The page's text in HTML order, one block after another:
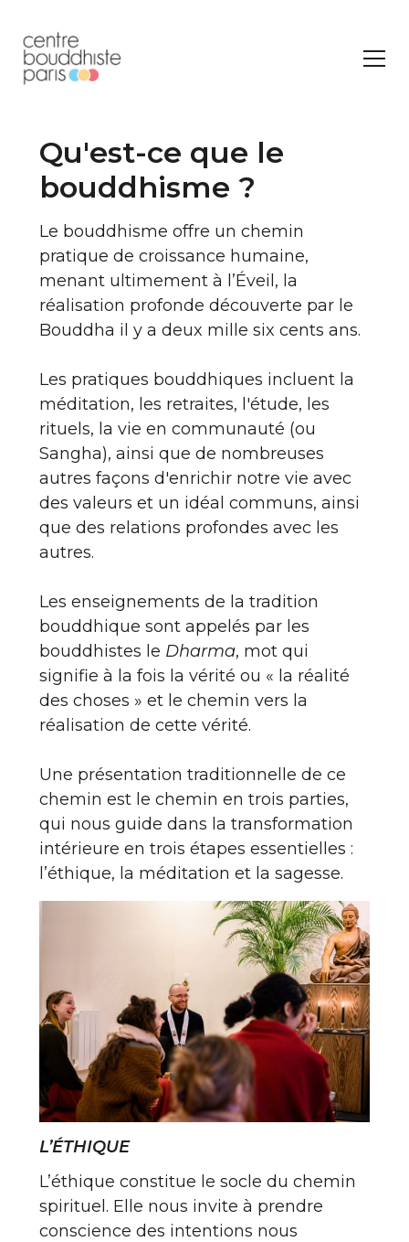
Qu'est-ce que le
bouddhisme ?
Le bouddhisme offre un chemin
pratique de croissance humaine,
menant ultimement à l’Éveil, la
réalisation profonde découverte par le
Bouddha il y a deux mille six cents ans.
Les pratiques bouddhiques incluent la
méditation, les retraites, l'étude, les
rituels, la vie en communauté (ou
Sangha), ainsi que de nombreuses
autres façons d'enrichir notre vie avec
des valeurs et un idéal communs, ainsi
que des relations profondes avec les
autres.
Les enseignements de la tradition
bouddhique sont appelés par les
bouddhistes le Dharma, mot qui
signifie à la fois la vérité ou « la réalité
des choses » et le chemin vers la
réalisation de cette vérité.
Une présentation traditionnelle de ce
chemin est le chemin en trois parties,
qui nous guide dans la transformation
intérieure en trois étapes essentielles :
l’éthique, la méditation et la sagesse.
L’ÉTHIQUE
L’éthique constitue le socle du chemin
spirituel. Elle nous invite à prendre
conscience des intentions nous